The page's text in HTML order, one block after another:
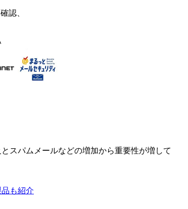
認、
スパムメールなどの増加から重要性が増して
も紹介